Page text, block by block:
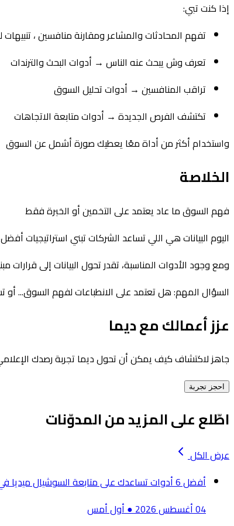
إذا كنت تبي:
تفهم المحادثات والمشاعر ومقارنة منافسين ، تنبيهات
تعرف وش يبحث عنه الناس → أدوات البحث والترندات
تراقب المنافسين → أدوات تحليل السوق
تكتشف الفرص الجديدة → أدوات متابعة الاتجاهات
واستخدام أكثر من أداة معًا يعطيك صورة أشمل عن السوق
الخلاصة
فهم السوق ما عاد يعتمد على التخمين أو الخبرة فقط
اليوم البيانات هي اللي تساعد الشركات تبني
ومع وجود الأدوات المناسبة، تقدر تحول البيانات إلى
السؤال المهم: هل تعتمد على الانطباعات لفهم السوق...
عزز أعمالك مع ديما
جاهز لاكتشاف كيف يمكن أن تحول ديما تجربة رصدك
احجز تجربة
اطّلع على المزيد من المدوّنات
عرض الكل
أفضل 6 أدوات تساعدك على متابعة السوشيال ميديا في 2026
04 أغسطس 2026
●أول أمس